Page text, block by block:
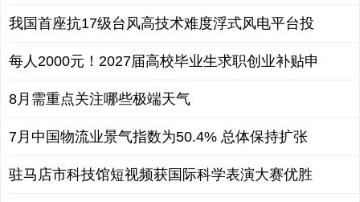
我国首座抗17级台风高技术难度浮式风电平台投
每人2000元！2027届高校毕业生求职创业补贴申
8月需重点关注哪些极端天气
7月中国物流业景气指数为50.4% 总体保持扩张
驻马店市科技馆短视频获国际科学表演大赛优胜